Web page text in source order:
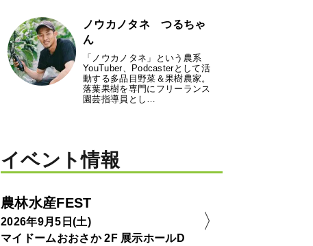
ノウカノタネ つるちゃ
ん
「ノウカノタネ」という農系
YouTuber、Podcasterとして活
動する多品目野菜＆果樹農家。
落葉果樹を専門にフリーランス
園芸指導員とし…
イベント情報
農林水産FEST
2026年9月5日(土)
マイドームおおさか 2F 展示ホールD